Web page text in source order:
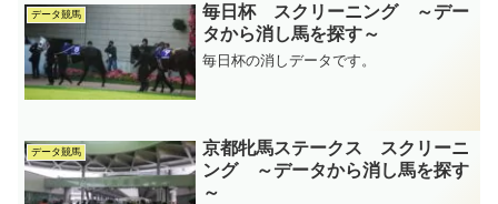
データ競馬
毎日杯 スクリーニング ～デー
タから消し馬を探す～
毎日杯の消しデータです。
データ競馬
京都牝馬ステークス スクリーニ
ング ～データから消し馬を探す
～